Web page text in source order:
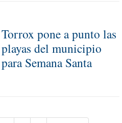
Torrox pone a punto las
playas del municipio
para Semana Santa